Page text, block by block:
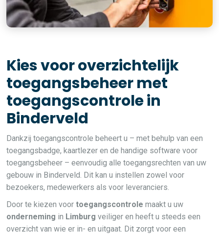
Kies voor overzichtelijk
toegangsbeheer met
toegangscontrole in
Binderveld
Dankzij toegangscontrole beheert u – met behulp van een
toegangsbadge, kaartlezer en de handige software voor
toegangsbeheer – eenvoudig alle toegangsrechten van uw
gebouw in Binderveld. Dit kan u instellen zowel voor
bezoekers, medewerkers als voor leveranciers.
Door te kiezen voortoegangscontrole maakt u uw
onderneming in Limburg veiliger en heeft u steeds een
overzicht van wie er in- en uitgaat. Dit zorgt voor een